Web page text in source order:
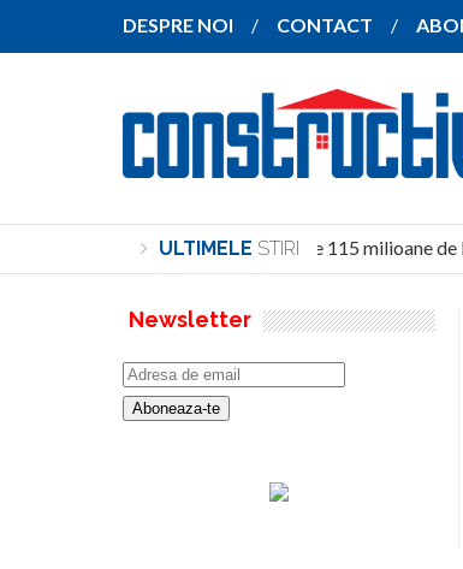
DESPRE NOI CONTACT
ULTIMELE STIRI
Investiție de peste 115 milioane de
Newsletter